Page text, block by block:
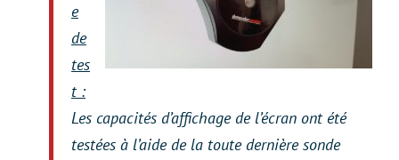
e
de
tes
t :
Les capacités d’affichage de l’écran ont été
testées à l’aide de la toute dernière sonde